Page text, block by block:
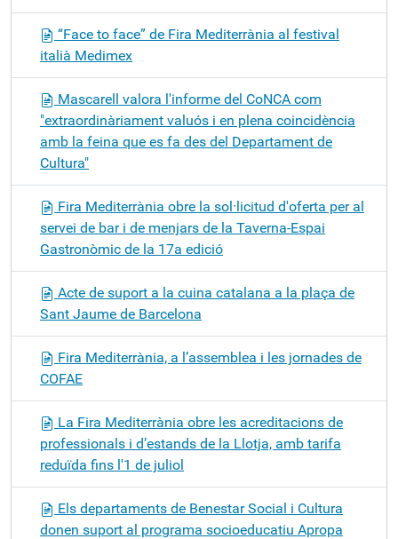
“Face to face” de Fira Mediterrània al festival
italià Medimex
Mascarell valora l'informe del CoNCA com
"extraordinàriament valuós i en plena coincidència
amb la feina que es fa des del Departament de
Cultura"
Fira Mediterrània obre la sol·licitud d'oferta per al
servei de bar i de menjars de la Taverna-Espai
Gastronòmic de la 17a edició
Acte de suport a la cuina catalana a la plaça de
Sant Jaume de Barcelona
Fira Mediterrània, a l’assemblea i les jornades de
COFAE
La Fira Mediterrània obre les acreditacions de
professionals i d’estands de la Llotja, amb tarifa
reduïda fins l'1 de juliol
Els departaments de Benestar Social i Cultura
donen suport al programa socioeducatiu Apropa